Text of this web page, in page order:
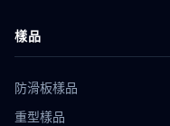
樣品
防滑板樣品
重型樣品